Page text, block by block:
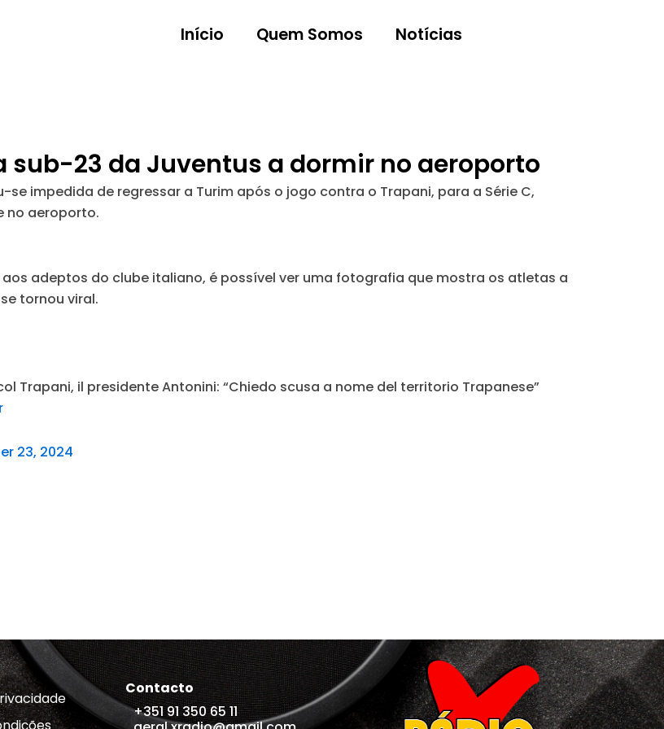
Início Quem Somos Notícias
sub-23 da Juventus a dormir no aeroporto
impedida de regressar a Turim após o jogo contra o Trapani, para a Série C,
no aeroporto.
adeptos do clube italiano, é possível ver uma fotografia que mostra os atletas a
tornou viral.
Trapani, il presidente Antonini: “Chiedo scusa a nome del territorio Trapanese”
23, 2024
Contacto
+351 91 350 65 11